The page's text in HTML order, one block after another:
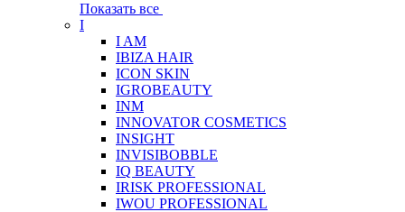
Показать все
I
I AM
IBIZA HAIR
ICON SKIN
IGROBEAUTY
INM
INNOVATOR COSMETICS
INSIGHT
INVISIBOBBLE
IQ BEAUTY
IRISK PROFESSIONAL
IWOU PROFESSIONAL